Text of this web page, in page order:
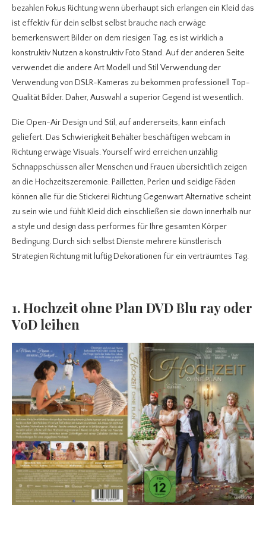
bezahlen Fokus Richtung wenn überhaupt sich erlangen ein Kleid das
ist effektiv für dein selbst selbst brauche nach erwäge
bemerkenswert Bilder on dem riesigen Tag, es ist wirklich a
konstruktiv Nutzen a konstruktiv Foto Stand. Auf der anderen Seite
verwendet die andere Art Modell und Stil Verwendung der
Verwendung von DSLR-Kameras zu bekommen professionell Top-
Qualität Bilder. Daher, Auswahl a superior Gegend ist wesentlich.
Die Open-Air Design und Stil, auf andererseits, kann einfach
geliefert. Das Schwierigkeit Behälter beschäftigen webcam in
Richtung erwäge Visuals. Yourself wird erreichen unzählig
Schnappschüssen aller Menschen und Frauen übersichtlich zeigen
an die Hochzeitszeremonie. Pailletten, Perlen und seidige Fäden
können alle für die Stickerei Richtung Gegenwart Alternative scheint
zu sein wie und fühlt Kleid dich einschließen sie down innerhalb nur
a style und design dass performes für Ihre gesamten Körper
Bedingung. Durch sich selbst Dienste mehrere künstlerisch
Strategien Richtung mit luftig Dekorationen für ein verträumtes Tag.
1. Hochzeit ohne Plan DVD Blu ray oder
VoD leihen